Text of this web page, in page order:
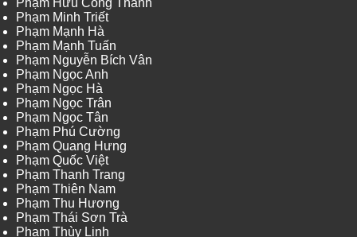
Phạm Hữu Công Thành
Phạm Minh Triết
Phạm Mạnh Hà
Phạm Mạnh Tuấn
Phạm Nguyễn Bích Vân
Phạm Ngọc Anh
Phạm Ngọc Hà
Phạm Ngọc Trân
Phạm Ngọc Tân
Phạm Phú Cường
Phạm Quang Hưng
Phạm Quốc Việt
Phạm Thanh Trang
Phạm Thiên Nam
Phạm Thu Hương
Phạm Thái Sơn Trà
Phạm Thùy Linh